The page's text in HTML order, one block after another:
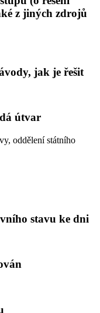
z jiných zdrojů
jak je řešit
útvar
oddělení státního
stavu ke dni